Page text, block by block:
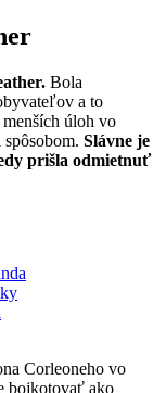
Bola
a to
úloh vo
Slávne je
prišla odmietnuť
Corleoneho vo
bojkotovať ako